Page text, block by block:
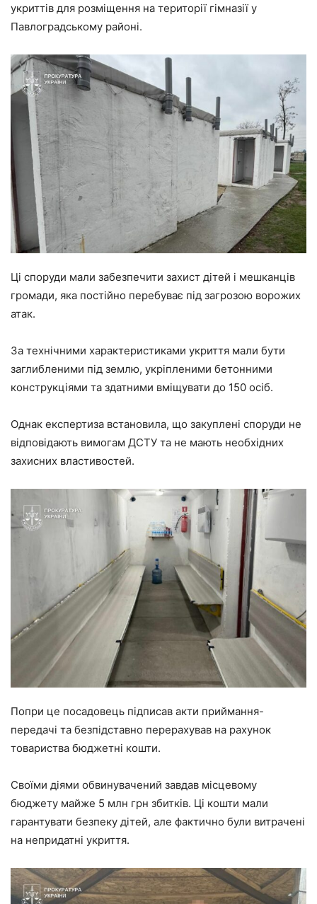
укриттів для розміщення на території гімназії у
Павлоградському районі.
Ці споруди мали забезпечити захист дітей і мешканців
громади, яка постійно перебуває під загрозою ворожих
атак.
За технічними характеристиками укриття мали бути
заглибленими під землю, укріпленими бетонними
конструкціями та здатними вміщувати до 150 осіб.
Однак експертиза встановила, що закуплені споруди не
відповідають вимогам ДСТУ та не мають необхідних
захисних властивостей.
Попри це посадовець підписав акти приймання-
передачі та безпідставно перерахував на рахунок
товариства бюджетні кошти.
Своїми діями обвинувачений завдав місцевому
бюджету майже 5 млн грн збитків. Ці кошти мали
гарантувати безпеку дітей, але фактично були витрачені
на непридатні укриття.